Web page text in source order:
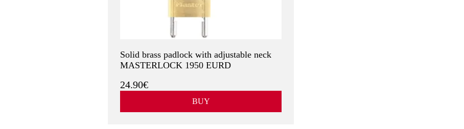
Solid brass padlock with adjustable neck
MASTERLOCK 1950 EURD
24.90€
BUY